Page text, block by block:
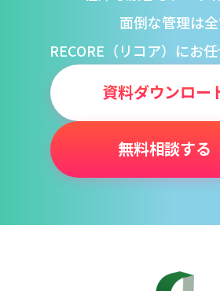
面倒な管理は
RECORE（リコア）にお任
資料ダウンロー
無料相談する